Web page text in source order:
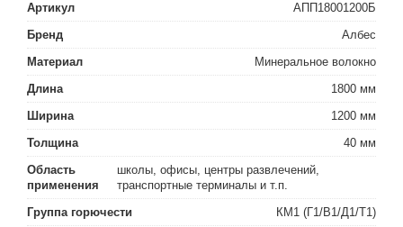
Артикул
АПП18001200Б
Бренд
Албес
Материал
Минеральное волокно
Длина
1800 мм
Ширина
1200 мм
Толщина
40 мм
Область
применения
школы, офисы, центры развлечений,
транспортные терминалы и т.п.
Группа горючести
КМ1 (Г1/В1/Д1/Т1)